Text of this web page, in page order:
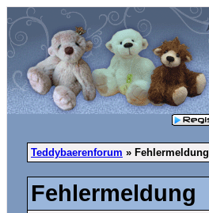
Teddybaerenforum » Fehlermeldung
Fehlermeldung